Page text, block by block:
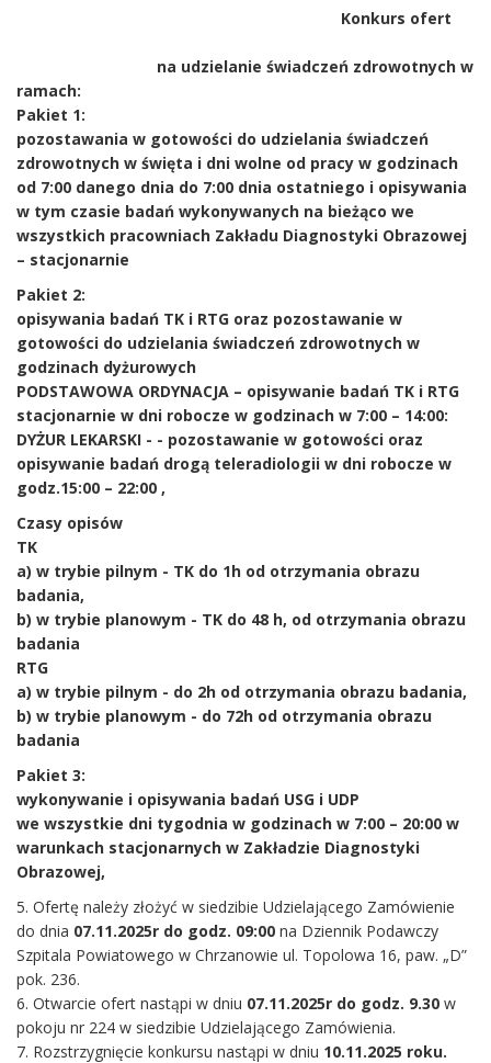
Konkurs ofert
na udzielanie świadczeń zdrowotnych w
ramach:
Pakiet 1:
pozostawania w gotowości do udzielania świadczeń
zdrowotnych w święta i dni wolne od pracy w godzinach
od 7:00 danego dnia do 7:00 dnia ostatniego i opisywania
w tym czasie badań wykonywanych na bieżąco we
wszystkich pracowniach Zakładu Diagnostyki Obrazowej
– stacjonarnie
Pakiet 2:
opisywania badań TK i RTG oraz pozostawanie w
gotowości do udzielania świadczeń zdrowotnych w
godzinach dyżurowych
PODSTAWOWA ORDYNACJA – opisywanie badań TK i RTG
stacjonarnie w dni robocze w godzinach w 7:00 – 14:00:
DYŻUR LEKARSKI - - pozostawanie w gotowości oraz
opisywanie badań drogą teleradiologii w dni robocze w
godz.15:00 – 22:00 ,
Czasy opisów
TK
a) w trybie pilnym - TK do 1h od otrzymania obrazu
badania,
b) w trybie planowym - TK do 48 h, od otrzymania obrazu
badania
RTG
a) w trybie pilnym - do 2h od otrzymania obrazu badania,
b) w trybie planowym - do 72h od otrzymania obrazu
badania
Pakiet 3:
wykonywanie i opisywania badań USG i UDP
we wszystkie dni tygodnia w godzinach w 7:00 – 20:00 w
warunkach stacjonarnych w Zakładzie Diagnostyki
Obrazowej,
5. Ofertę należy złożyć w siedzibie Udzielającego Zamówienie
do dnia 07.11.2025r do godz. 09:00 na Dziennik Podawczy
Szpitala Powiatowego w Chrzanowie ul. Topolowa 16, paw. „D”
pok. 236.
6. Otwarcie ofert nastąpi w dniu 07.11.2025r do godz. 9.30 w
pokoju nr 224 w siedzibie Udzielającego Zamówienia.
7. Rozstrzygnięcie konkursu nastąpi w dniu 10.11.2025 roku.